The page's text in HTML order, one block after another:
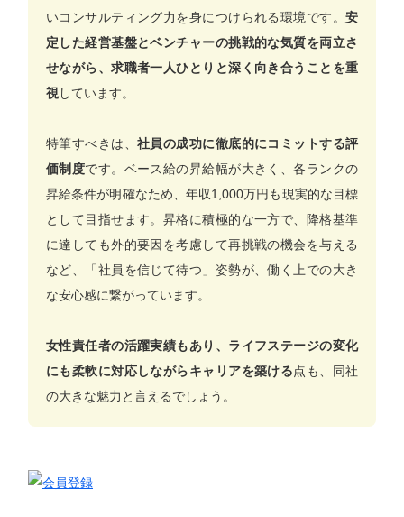
いコンサルティング力を身につけられる環境です。 安
定した経営基盤とベンチャーの挑戦的な気質を両立さ
せながら、求職者一人ひとりと深く向き合うことを重
視しています。
特筆すべきは、社員の成功に徹底的にコミットする評
価制度です。ベース給の昇給幅が大きく、各ランクの
昇給条件が明確なため、年収1,000万円も現実的な目標
として目指せます。昇格に積極的な一方で、降格基準
に達しても外的要因を考慮して再挑戦の機会を与える
など、「社員を信じて待つ」姿勢が、働く上での大き
な安心感に繋がっています。
女性責任者の活躍実績もあり、ライフステージの変化
にも柔軟に対応しながらキャリアを築ける点も、同社
の大きな魅力と言えるでしょう。